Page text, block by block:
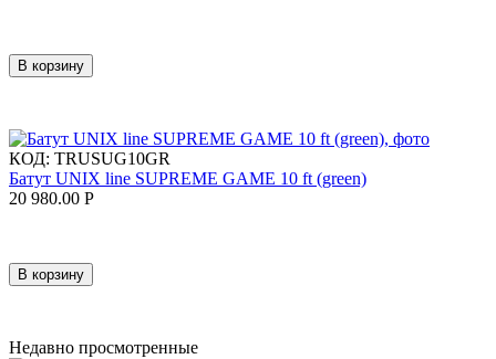
В корзину
КОД: TRUSUG10GR
Батут UNIX line SUPREME GAME 10 ft (green)
20 980.00 Р
В корзину
Недавно просмотренные